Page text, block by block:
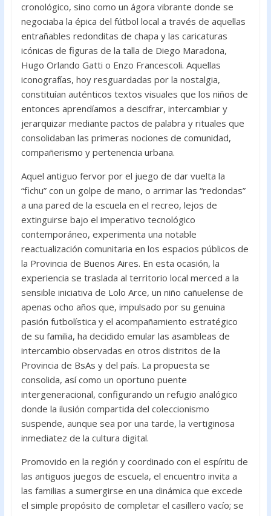
cronológico, sino como un ágora vibrante donde se
negociaba la épica del fútbol local a través de aquellas
entrañables redonditas de chapa y las caricaturas
icónicas de figuras de la talla de Diego Maradona,
Hugo Orlando Gatti o Enzo Francescoli. Aquellas
iconografías, hoy resguardadas por la nostalgia,
constituían auténticos textos visuales que los niños de
entonces aprendíamos a descifrar, intercambiar y
jerarquizar mediante pactos de palabra y rituales que
consolidaban las primeras nociones de comunidad,
compañerismo y pertenencia urbana.
Aquel antiguo fervor por el juego de dar vuelta la
“fichu” con un golpe de mano, o arrimar las “redondas”
a una pared de la escuela en el recreo, lejos de
extinguirse bajo el imperativo tecnológico
contemporáneo, experimenta una notable
reactualización comunitaria en los espacios públicos de
la Provincia de Buenos Aires. En esta ocasión, la
experiencia se traslada al territorio local merced a la
sensible iniciativa de Lolo Arce, un niño cañuelense de
apenas ocho años que, impulsado por su genuina
pasión futbolística y el acompañamiento estratégico
de su familia, ha decidido emular las asambleas de
intercambio observadas en otros distritos de la
Provincia de BsAs y del país. La propuesta se
consolida, así como un oportuno puente
intergeneracional, configurando un refugio analógico
donde la ilusión compartida del coleccionismo
suspende, aunque sea por una tarde, la vertiginosa
inmediatez de la cultura digital.
Promovido en la región y coordinado con el espíritu de
las antiguos juegos de escuela, el encuentro invita a
las familias a sumergirse en una dinámica que excede
el simple propósito de completar el casillero vacío; se